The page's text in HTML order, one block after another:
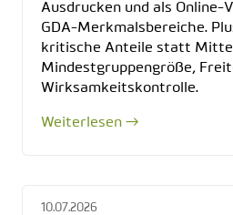
Ausdrucken und als Online-
GDA-Merkmalsbereiche.
kritische Anteile statt
Mindestgruppengröße,
Wirksamkeitskontrolle.
Weiterlesen →
10.07.2026